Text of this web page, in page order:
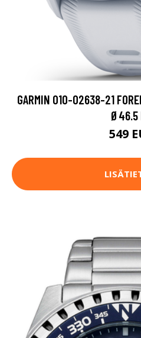
GARMIN 010-02638-21
Ø46.5
549